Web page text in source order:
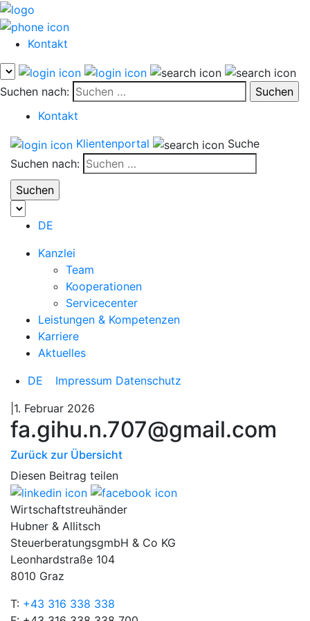
Kontakt
Suchen nach:
Kontakt
Klientenportal
Suche
Suchen nach:
DE
Kanzlei
Team
Kooperationen
Servicecenter
Leistungen & Kompetenzen
Karriere
Aktuelles
DE
Impressum Datenschutz
|1. Februar 2026
fa.gihu.n.707@gmail.com
Zurück zur Übersicht
Diesen Beitrag teilen
Wirtschaftstreuhänder
Hubner & Allitsch
SteuerberatungsgmbH & Co KG
Leonhardstraße 104
8010 Graz
T: +43 316 338 338